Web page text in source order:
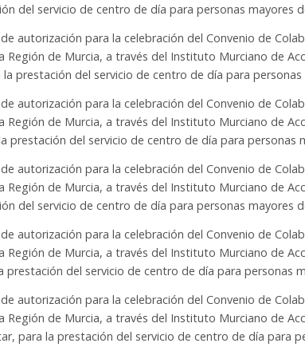
del servicio de centro de día para personas mayores
autorización para la celebración del Convenio de
Región de Murcia, a través del Instituto Murciano de
prestación del servicio de centro de día para
autorización para la celebración del Convenio de
Región de Murcia, a través del Instituto Murciano de
prestación del servicio de centro de día para personas
autorización para la celebración del Convenio de
Región de Murcia, a través del Instituto Murciano de
del servicio de centro de día para personas mayores
autorización para la celebración del Convenio de
Región de Murcia, a través del Instituto Murciano de
prestación del servicio de centro de día para personas
autorización para la celebración del Convenio de
Región de Murcia, a través del Instituto Murciano de
para la prestación del servicio de centro de día para